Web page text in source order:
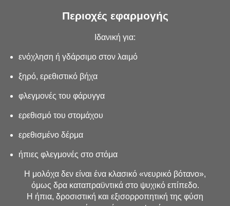
Περιοχές εφαρμογής
Ιδανική για:
ενόχληση ή γδάρσιμο στον λαιμό
ξηρό, ερεθιστικό βήχα
φλεγμονές του φάρυγγα
ερεθισμό του στομάχου
ερεθισμένο δέρμα
ήπιες φλεγμονές στο στόμα
Η μολόχα δεν είναι ένα κλασικό «νευρικό βότανο»,
όμως δρα καταπραϋντικά στο ψυχικό επίπεδο.
Η ήπια, δροσιστική και εξισορροπητική της φύση